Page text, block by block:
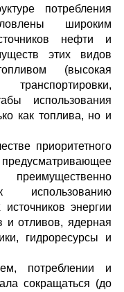
потребления
широким
нефти и
этих видов
(высокая
использования
как топлива, но и
приоритетного
энергии
и отливов, ядерная
гидроресурсы и
потреблении и
сокращаться (до